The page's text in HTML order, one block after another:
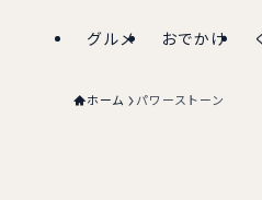
グルメ おでかけ
ホーム パワーストーン